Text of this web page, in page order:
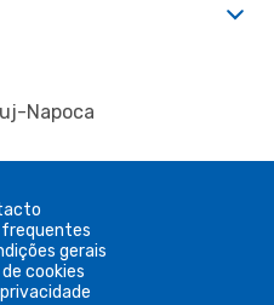
Napoca
gerais
cookies